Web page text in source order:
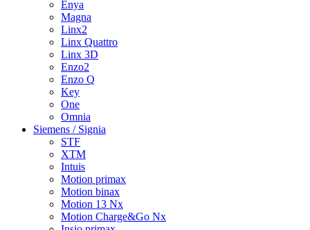
Enya
Magna
Linx2
Linx Quattro
Linx 3D
Enzo2
Enzo Q
Key
One
Omnia
Siemens / Signia
STF
XTM
Intuis
Motion primax
Motion binax
Motion 13 Nx
Motion Charge&Go Nx